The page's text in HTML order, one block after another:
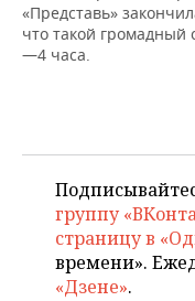
«Представь»
что такой
—4 часа.
группу
страницу в
времени».
«Дзене».